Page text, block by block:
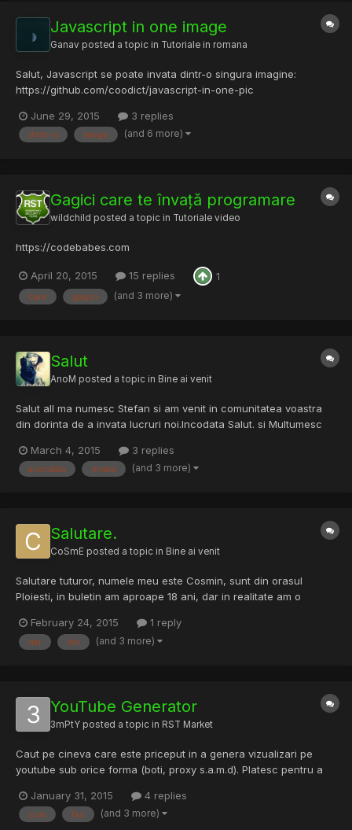
Javascript in one image
Ganav posted a topic in Tutoriale in romana
Salut, Javascript se poate invata dintr-o singura imagine:
https://github.com/coodict/javascript-in-one-pic
June 29, 2015 3 replies
dintr-o image (and 6 more)
Gagici care te învață programare
wildchild posted a topic in Tutoriale video
https://codebabes.com
April 20, 2015 15 replies 1
care gagici (and 3 more)
Salut
AnoM posted a topic in Bine ai venit
Salut all ma numesc Stefan si am venit in comunitatea voastra
din dorinta de a invata lucruri noi.Incodata Salut. si Multumesc
March 4, 2015
3 replies
acordata invata (and 3 more)
Salutare.
CoSmE posted a topic in Bine ai venit
Salutare tuturor, numele meu este Cosmin, sunt din orasul
Ploiesti, in buletin am aproape 18 ani, dar in realitate am o
Ploiesti, la specializarea matematica-informatica. Am ales acest
forum deoarece am auzit ca aici se invata multe che...
February 24, 2015 1 reply
dar din (and 3 more)
YouTube Generator
3mPtY posted a topic in RST Market
Caut pe cineva care este priceput in a genera vizualizari pe
youtube sub orice forma (boti, proxy s.a.m.d). Platesc pentru a
video-urile mele personale.
January 31, 2015 4 replies
cum fac (and 3 more)